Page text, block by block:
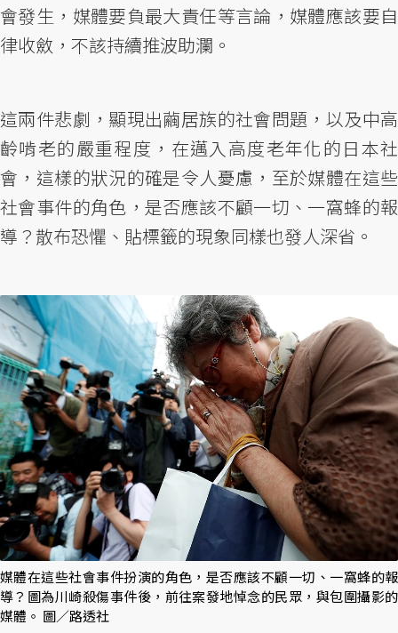
會發生，媒體要負最大責任等言論，媒體應該要自
律收斂，不該持續推波助瀾。
這兩件悲劇，顯現出繭居族的社會問題，以及中高
齡啃老的嚴重程度，在邁入高度老年化的日本社
會，這樣的狀況的確是令人憂慮，至於媒體在這些
社會事件的角色，是否應該不顧一切、一窩蜂的報
導？散布恐懼、貼標籤的現象同樣也發人深省。
媒體在這些社會事件扮演的角色，是否應該不顧一切、一窩蜂的報
導？圖為川崎殺傷事件後，前往案發地悼念的民眾，與包圍攝影的
媒體。 圖／路透社